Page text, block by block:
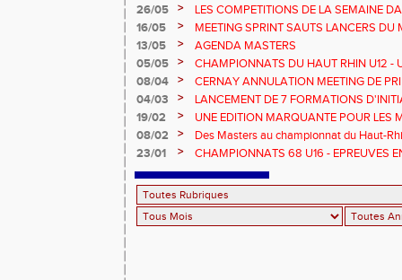
26/05
>
LES COMPETITIONS DE LA SEMAINE
16/05
>
MEETING SPRINT SAUTS LANCERS DU
13/05
>
AGENDA MASTERS
05/05
>
CHAMPIONNATS DU HAUT RHIN U12 -
08/04
>
CERNAY ANNULATION MEETING DE
04/03
>
LANCEMENT DE 7 FORMATIONS
19/02
>
UNE EDITION MARQUANTE POUR LES
08/02
>
Des Masters au championnat du Haut-
23/01
>
CHAMPIONNATS 68 U16 - EPREUVES